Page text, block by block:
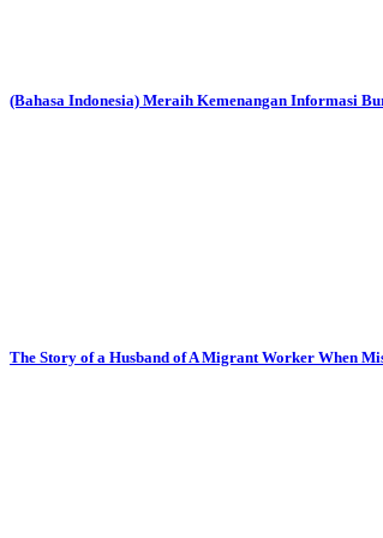
(Bahasa Indonesia) Meraih Kemenangan Informasi
The Story of a Husband of A Migrant Worker When